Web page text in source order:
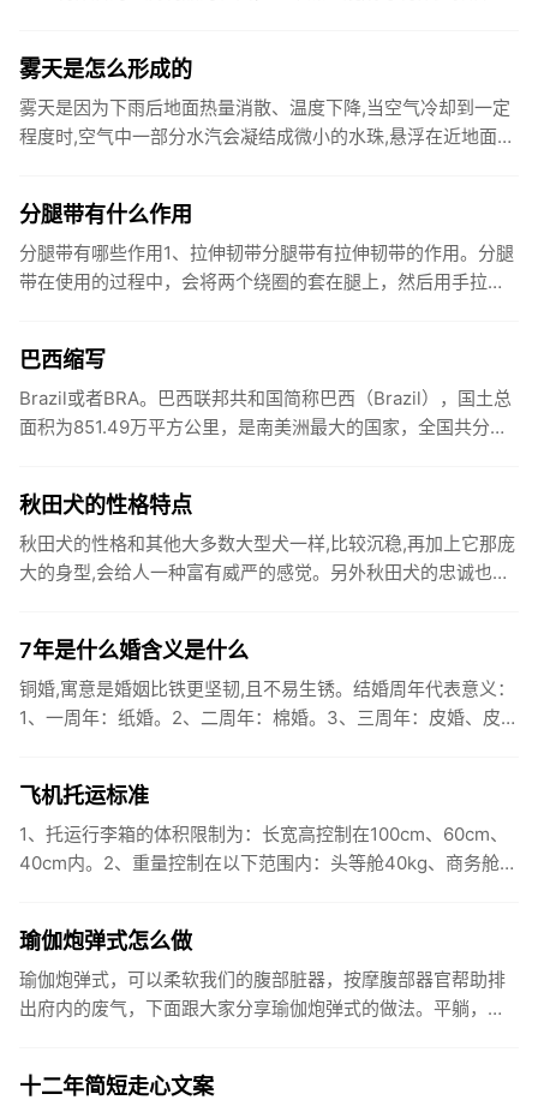
雾天是怎么形成的
雾天是因为下雨后地面热量消散、温度下降,当空气冷却到一定
程度时,空气中一部分水汽会凝结成微小的水珠,悬浮在近地面的
分腿带有什么作用
分腿带有哪些作用1、拉伸韧带分腿带有拉伸韧带的作用。分腿
带在使用的过程中，会将两个绕圈的套在腿上，然后用手拉扯
巴西缩写
Brazil或者BRA。巴西联邦共和国简称巴西（Brazil），国土总
面积为851.49万平方公里，是南美洲最大的国家，全国共分为
秋田犬的性格特点
秋田犬的性格和其他大多数大型犬一样,比较沉稳,再加上它那庞
大的身型,会给人一种富有威严的感觉。另外秋田犬的忠诚也是
7年是什么婚含义是什么
铜婚,寓意是婚姻比铁更坚韧,且不易生锈。结婚周年代表意义：
1、一周年：纸婚。2、二周年：棉婚。3、三周年：皮婚、皮革
飞机托运标准
1、托运行李箱的体积限制为：长宽高控制在100cm、60cm、
40cm内。2、重量控制在以下范围内：头等舱40kg、商务舱
瑜伽炮弹式怎么做
瑜伽炮弹式，可以柔软我们的腹部脏器，按摩腹部器官帮助排
出府内的废气，下面跟大家分享瑜伽炮弹式的做法。平躺，将
十二年简短走心文案